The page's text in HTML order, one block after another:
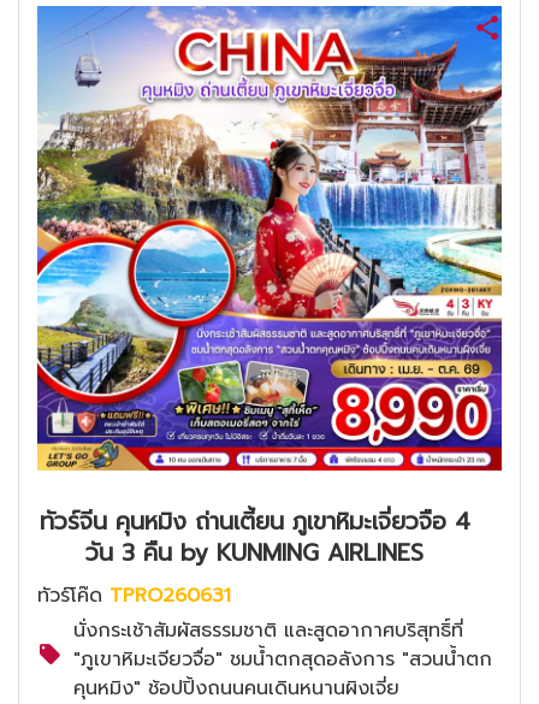
ทัวร์จีน คุนหมิง ถ่านเตี้ยน ภูเขาหิมะเจี่ยวจือ 4
วัน 3 คืน by KUNMING AIRLINES
ทัวร์โค๊ด TPRO260631
นั่งกระเช้าสัมผัสธรรมชาติ และสูดอากาศบริสุทธิ์ที่
"ภูเขาหิมะเจียวจื่อ" ชมน้ำตกสุดอลังการ "สวนน้ำตก
คุนหมิง" ช้อปปิ้งถนนคนเดินหนานผิงเจี่ย